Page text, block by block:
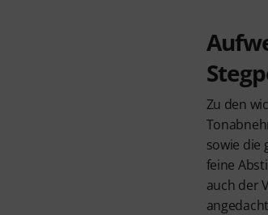
Zu den
sowie die
feine
auch der